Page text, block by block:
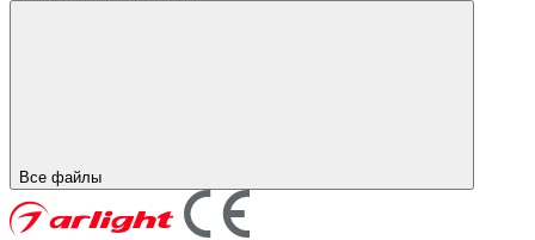
Все файлы